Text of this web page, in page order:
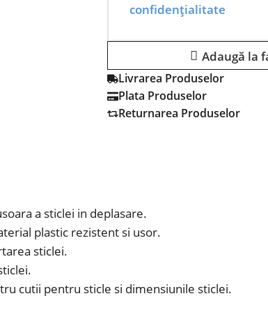
confidențialitate
Adaugă la
Livrarea Produselor
Plata Produselor
Returnarea Produselor
a sticlei in deplasare.
plastic rezistent si usor.
sticlei.
cutii pentru sticle si dimensiunile sticlei.